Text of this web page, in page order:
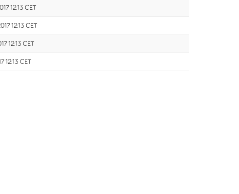
12:13 CET
12:13 CET
12:13 CET
12:13 CET